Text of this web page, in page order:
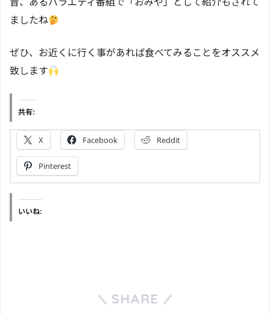
ましたね
ぜひ、お近くに行く事があれば食べてみることをオススメ
致します
共有:
X Facebook Reddit
Pinterest
いいね:
SHARE